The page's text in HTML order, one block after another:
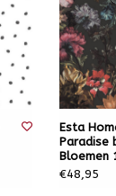
Esta
Paradise
Bloemen
€48,95